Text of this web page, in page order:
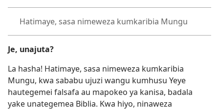
Hatimaye, sasa nimeweza kumkaribia Mungu
Je, unajuta?
La hasha! Hatimaye, sasa nimeweza kumkaribia
Mungu, kwa sababu ujuzi wangu kumhusu Yeye
hautegemei falsafa au mapokeo ya kanisa, badala
yake unategemea Biblia. Kwa hiyo, ninaweza